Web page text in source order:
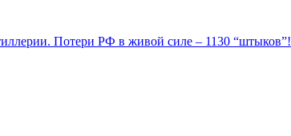
Потери РФ в живой силе – 1130 “штыков”!